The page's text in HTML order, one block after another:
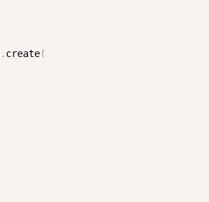
. create(